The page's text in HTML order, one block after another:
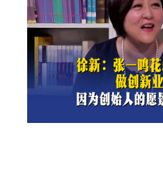
美股1万家公司的市值增长
李迅雷：A股一季度平均
为7.5%，远低于标普500
李迅雷：科创50中位数市